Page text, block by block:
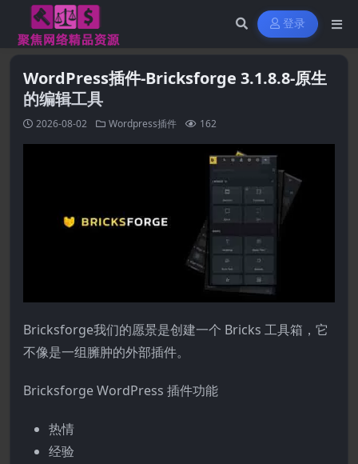
登录
WordPress插件-Bricksforge 3.1.8.8-原生
的编辑工具
2026-08-02 Wordpress插件 162
Bricksforge我们的愿景是创建一个 Bricks 工具箱，它
不像是一组臃肿的外部插件。
Bricksforge WordPress 插件功能
热情
经验